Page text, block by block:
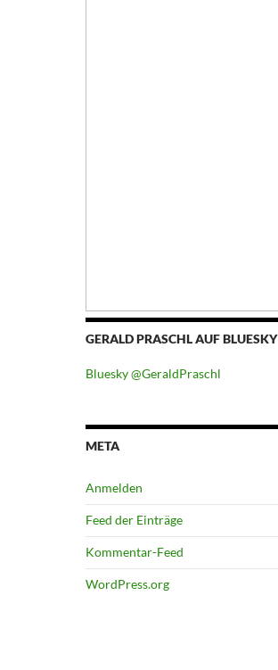
GERALD PRASCHL AUF BLUESKY
Bluesky @GeraldPraschl
META
Anmelden
Feed der Einträge
Kommentar-Feed
WordPress.org